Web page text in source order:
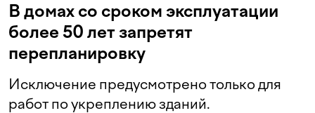
В домах со сроком эксплуатации
более 50 лет запретят
перепланировку
Исключение предусмотрено только для
работ по укреплению зданий.